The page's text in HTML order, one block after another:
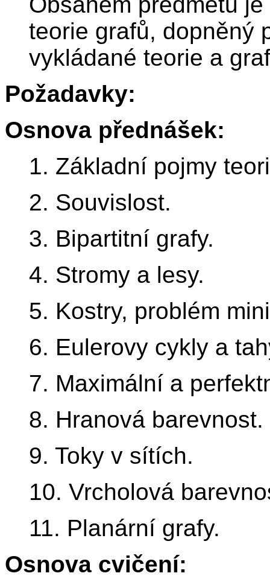
teorie grafů, dopněný
vykládané teorie a
Požadavky:
Osnova přednášek:
1. Základní pojmy
2. Souvislost.
3. Bipartitní grafy.
4. Stromy a lesy.
5. Kostry, problém
6. Eulerovy cykly a
7. Maximální a
8. Hranová barevnost.
9. Toky v sítích.
10. Vrcholová
11. Planární grafy.
Osnova cvičení: